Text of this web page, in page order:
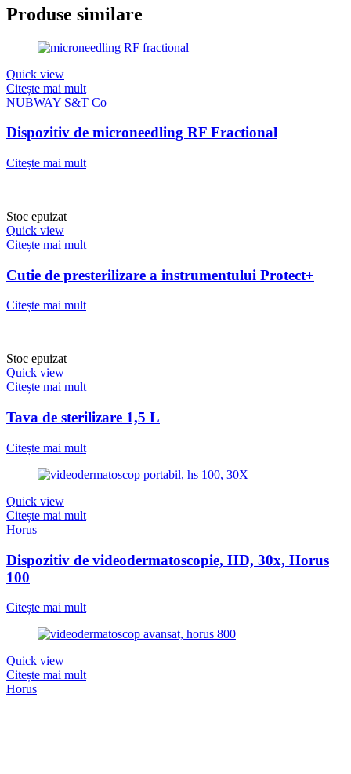
Produse similare
Quick view
Citește mai mult
NUBWAY S&T Co
Dispozitiv de microneedling RF Fractional
Citește mai mult
Stoc epuizat
Quick view
Citește mai mult
Cutie de presterilizare a instrumentului Protect+
Citește mai mult
Stoc epuizat
Quick view
Citește mai mult
Tava de sterilizare 1,5 L
Citește mai mult
Quick view
Citește mai mult
Horus
Dispozitiv de videodermatoscopie, HD, 30x, Horus
100
Citește mai mult
Quick view
Citește mai mult
Horus